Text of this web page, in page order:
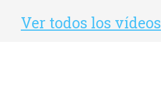
Ver todos los vídeos